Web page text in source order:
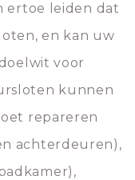
ertoe leiden dat
en kan uw
voor
kunnen
repareren
achterdeuren),